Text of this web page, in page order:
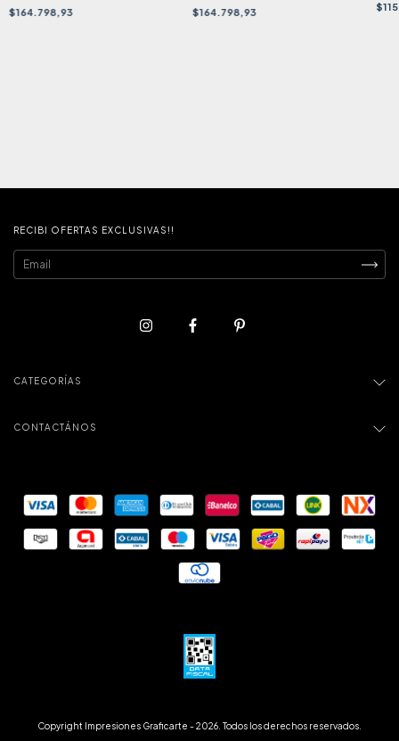
$164.798,93 $164.798,93
RECIBI OFERTAS EXCLUSIVAS!!
CATEGORÍAS
CONTACTÁNOS
Copyright Impresiones Graficarte - 2026. Todos los derechos reservados.